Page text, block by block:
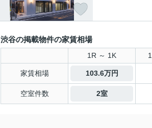
渋谷の掲載物件の家賃相場
1R ～ 1K
家賃相場 103.6万円
空室件数 2室